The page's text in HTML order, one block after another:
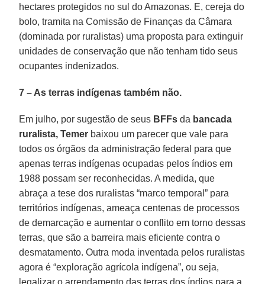
hectares protegidos no sul do Amazonas. E, cereja do
bolo, tramita na Comissão de Finanças da Câmara
(dominada por ruralistas) uma proposta para extinguir
unidades de conservação que não tenham tido seus
ocupantes indenizados.
7 – As terras indígenas também não.
Em julho, por sugestão de seus BFFs da bancada
ruralista, Temer baixou um parecer que vale para
todos os órgãos da administração federal para que
apenas terras indígenas ocupadas pelos índios em
1988 possam ser reconhecidas. A medida, que
abraça a tese dos ruralistas “marco temporal” para
territórios indígenas, ameaça centenas de processos
de demarcação e aumentar o conflito em torno dessas
terras, que são a barreira mais eficiente contra o
desmatamento. Outra moda inventada pelos ruralistas
agora é “exploração agrícola indígena”, ou seja,
legalizar o arrendamento das terras dos índios para a